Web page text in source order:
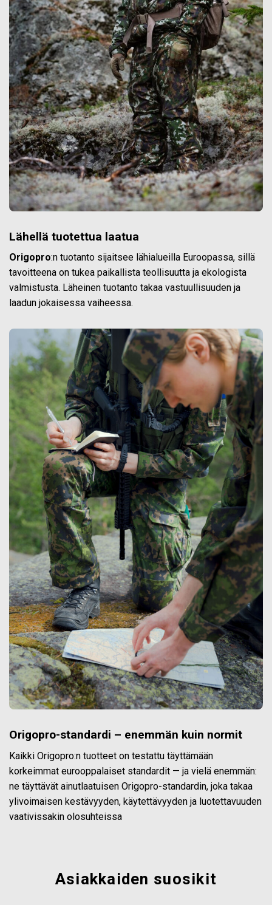
Lähellä tuotettua laatua
Origopro:n tuotanto sijaitsee lähialueilla Euroopassa, sillä
tavoitteena on tukea paikallista teollisuutta ja ekologista
valmistusta. Läheinen tuotanto takaa vastuullisuuden ja
laadun jokaisessa vaiheessa.
Origopro-standardi – enemmän kuin normit
Kaikki Origopro:n tuotteet on testattu täyttämään
korkeimmat eurooppalaiset standardit — ja vielä enemmän:
ne täyttävät ainutlaatuisen Origopro-standardin, joka takaa
ylivoimaisen kestävyyden, käytettävyyden ja luotettavuuden
vaativissakin olosuhteissa
Asiakkaiden suosikit